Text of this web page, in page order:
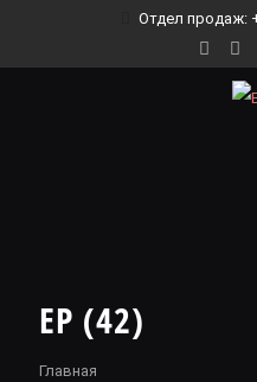
Отдел продаж:
EP (42)
Главная